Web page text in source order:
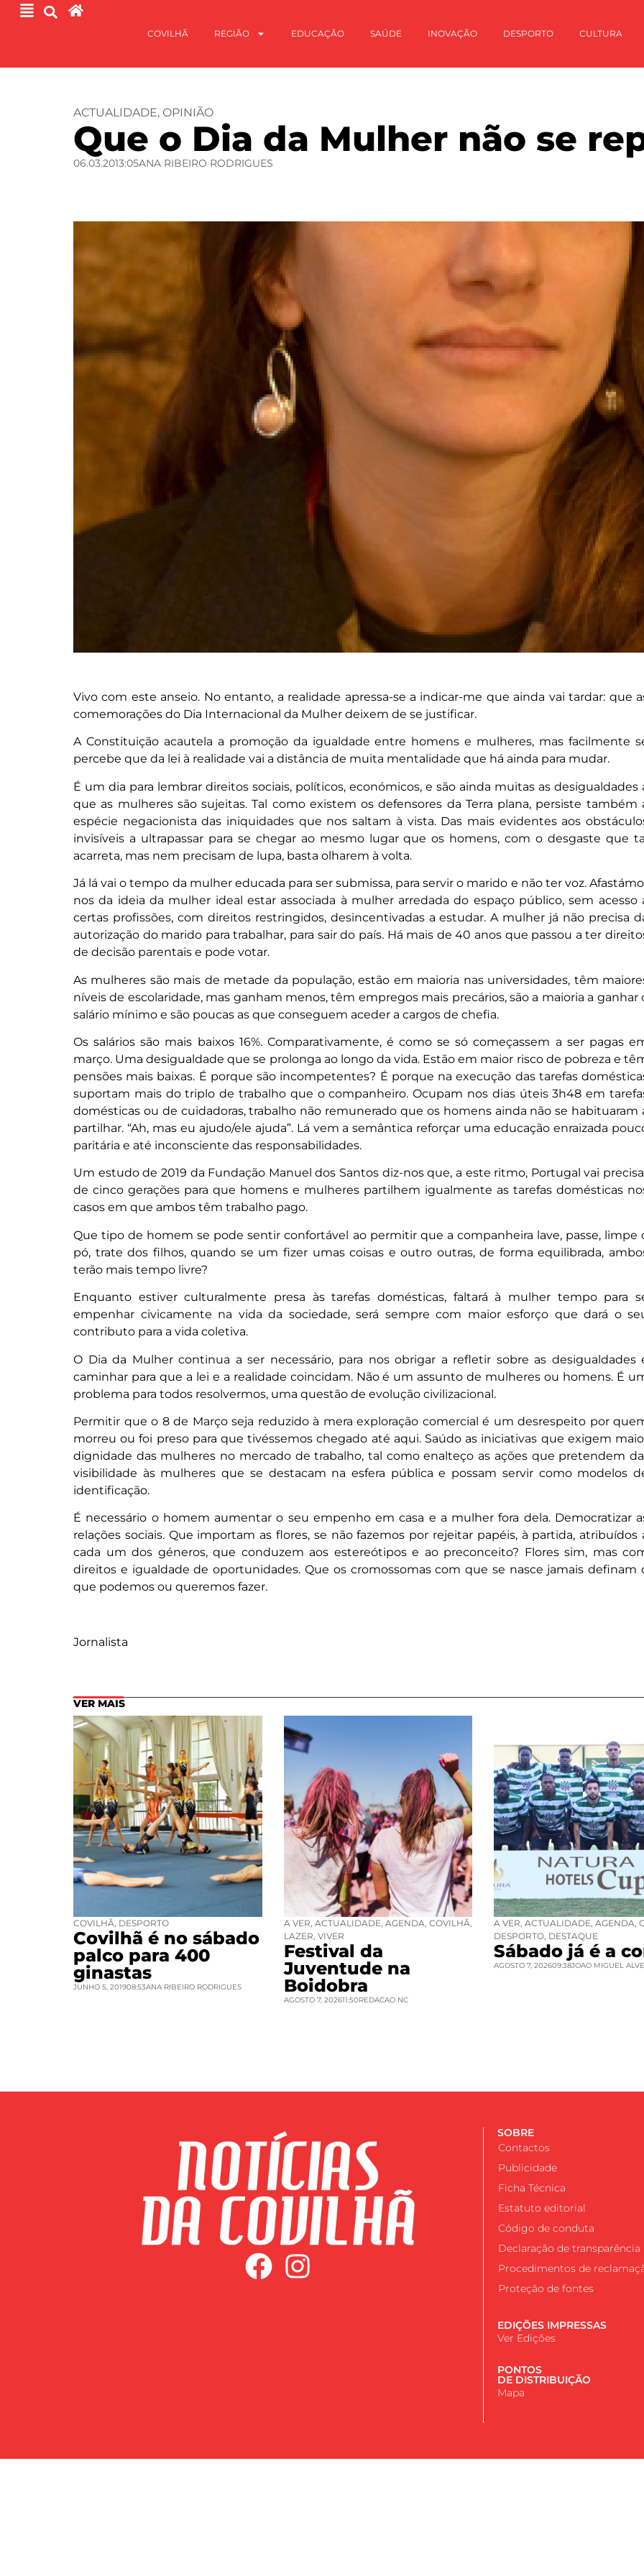
COVILHÃ REGIÃO EDUCAÇÃO SAÚDE INOVAÇÃO DESPORTO CULTURA
ACTUALIDADE, OPINIÃO
Que o Dia da Mulher não se
06.03.2013:05ANA RIBEIRO RODRIGUES
Vivo com este anseio. No entanto, a realidade apressa-se a indicar-me que ainda vai tardar: que
comemorações do Dia Internacional da Mulher deixem de se justificar.
A Constituição acautela a promoção da igualdade entre homens e mulheres, mas facilmente
percebe que da lei à realidade vai a distância de muita mentalidade que há ainda para mudar.
É um dia para lembrar direitos sociais, políticos, económicos, e são ainda muitas as desigualdades
que as mulheres são sujeitas. Tal como existem os defensores da Terra plana, persiste também
espécie negacionista das iniquidades que nos saltam à vista. Das mais evidentes aos
invisíveis a ultrapassar para se chegar ao mesmo lugar que os homens, com o desgaste que
acarreta, mas nem precisam de lupa, basta olharem à volta.
Já lá vai o tempo da mulher educada para ser submissa, para servir o marido e não ter voz.
nos da ideia da mulher ideal estar associada à mulher arredada do espaço público, sem acesso
certas profissões, com direitos restringidos, desincentivadas a estudar. A mulher já não precisa
autorização do marido para trabalhar, para sair do país. Há mais de 40 anos que passou a ter
de decisão parentais e pode votar.
As mulheres são mais de metade da população, estão em maioria nas universidades, têm
níveis de escolaridade, mas ganham menos, têm empregos mais precários, são a maioria a ganhar
salário mínimo e são poucas as que conseguem aceder a cargos de chefia.
Os salários são mais baixos 16%. Comparativamente, é como se só começassem a ser pagas
março. Uma desigualdade que se prolonga ao longo da vida. Estão em maior risco de pobreza e
pensões mais baixas. É porque são incompetentes? É porque na execução das tarefas
suportam mais do triplo de trabalho que o companheiro. Ocupam nos dias úteis 3h48 em
domésticas ou de cuidadoras, trabalho não remunerado que os homens ainda não se habituaram
partilhar. “Ah, mas eu ajudo/ele ajuda”. Lá vem a semântica reforçar uma educação enraizada
paritária e até inconsciente das responsabilidades.
Um estudo de 2019 da Fundação Manuel dos Santos diz-nos que, a este ritmo, Portugal vai
de cinco gerações para que homens e mulheres partilhem igualmente as tarefas domésticas
casos em que ambos têm trabalho pago.
Que tipo de homem se pode sentir confortável ao permitir que a companheira lave, passe, limpe
pó, trate dos filhos, quando se um fizer umas coisas e outro outras, de forma equilibrada,
terão mais tempo livre?
Enquanto estiver culturalmente presa às tarefas domésticas, faltará à mulher tempo para
empenhar civicamente na vida da sociedade, será sempre com maior esforço que dará o
contributo para a vida coletiva.
O Dia da Mulher continua a ser necessário, para nos obrigar a refletir sobre as desigualdades
caminhar para que a lei e a realidade coincidam. Não é um assunto de mulheres ou homens. É
problema para todos resolvermos, uma questão de evolução civilizacional.
Permitir que o 8 de Março seja reduzido à mera exploração comercial é um desrespeito por
morreu ou foi preso para que tivéssemos chegado até aqui. Saúdo as iniciativas que exigem
dignidade das mulheres no mercado de trabalho, tal como enalteço as ações que pretendem
visibilidade às mulheres que se destacam na esfera pública e possam servir como modelos
identificação.
É necessário o homem aumentar o seu empenho em casa e a mulher fora dela. Democratizar
relações sociais. Que importam as flores, se não fazemos por rejeitar papéis, à partida, atribuídos
cada um dos géneros, que conduzem aos estereótipos e ao preconceito? Flores sim, mas
direitos e igualdade de oportunidades. Que os cromossomas com que se nasce jamais definam
que podemos ou queremos fazer.
Jornalista
VER MAIS
COVILHÃ, DESPORTO
Covilhã é no sábado
palco para 400
ginastas
JUNHO 5, 201908:53ANA RIBEIRO RODRIGUES
A VER, ACTUALIDADE, AGENDA, COVILHÃ,
LAZER, VIVER
Festival da
Juventude na
Boidobra
AGOSTO 7, 202611:50REDACAO NC
A VER, ACTUALIDADE, AGENDA,
DESPORTO, DESTAQUE
Sábado já é a
AGOSTO 7, 202609:38JOAO MIGUEL
SOBRE
Contactos
Publicidade
Ficha Técnica
Estatuto editorial
Código de conduta
Declaração de transparência
Procedimentos de
Proteção de fontes
EDIÇÕES IMPRESSAS
Ver Edições
PONTOS
DE DISTRIBUIÇÃO
Mapa